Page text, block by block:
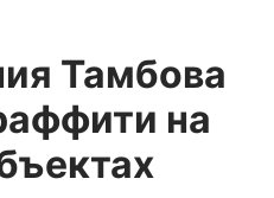
Тамбова
на